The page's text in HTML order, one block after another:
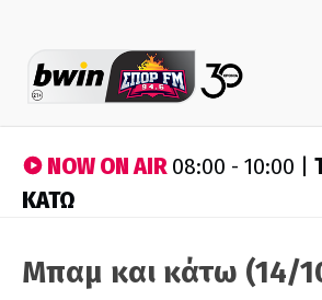
NOW ON AIR08:00 - 10:00 |
ΚΑΤΩ
Μπαμ και κάτω (14/